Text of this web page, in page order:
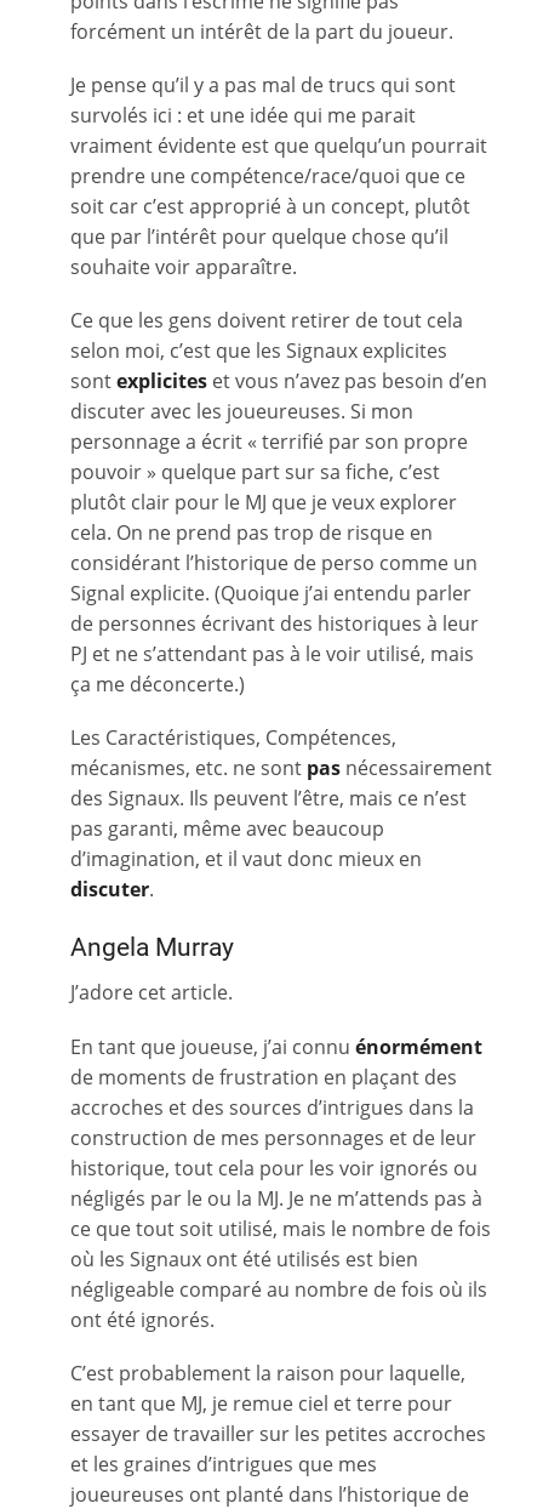
forcément un intérêt de la part du joueur.
Je pense qu’il y a pas mal de trucs qui sont
survolés ici : et une idée qui me parait
vraiment évidente est que quelqu’un pourrait
prendre une compétence/race/quoi que ce
soit car c’est approprié à un concept, plutôt
que par l’intérêt pour quelque chose qu’il
souhaite voir apparaître.
Ce que les gens doivent retirer de tout cela
selon moi, c’est que les Signaux explicites
sontexplicites et vous n’avez pas besoin d’en
discuter avec les joueureuses. Si mon
personnage a écrit « terrifié par son propre
pouvoir » quelque part sur sa fiche, c’est
plutôt clair pour le MJ que je veux explorer
cela. On ne prend pas trop de risque en
considérant l’historique de perso comme un
Signal explicite. (Quoique j’ai entendu parler
de personnes écrivant des historiques à leur
PJ et ne s’attendant pas à le voir utilisé, mais
ça me déconcerte.)
Les Caractéristiques, Compétences,
mécanismes, etc. ne sont pas nécessairement
des Signaux. Ils peuvent l’être, mais ce n’est
pas garanti, même avec beaucoup
d’imagination, et il vaut donc mieux en
discuter.
Angela Murray
J’adore cet article.
En tant que joueuse, j’ai connu énormément
de moments de frustration en plaçant des
accroches et des sources d’intrigues dans la
construction de mes personnages et de leur
historique, tout cela pour les voir ignorés ou
négligés par le ou la MJ. Je ne m’attends pas à
ce que tout soit utilisé, mais le nombre de fois
où les Signaux ont été utilisés est bien
négligeable comparé au nombre de fois où ils
ont été ignorés.
C’est probablement la raison pour laquelle,
en tant que MJ, je remue ciel et terre pour
essayer de travailler sur les petites accroches
et les graines d’intrigues que mes
joueureuses ont planté dans l’historique de